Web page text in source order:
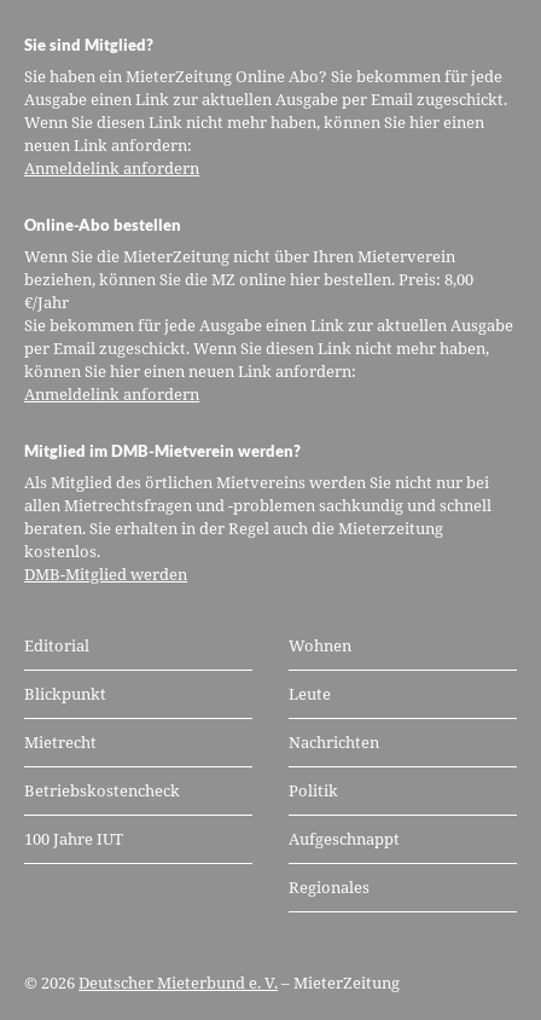
Sie sind Mitglied?
Sie haben ein MieterZeitung Online Abo? Sie bekommen für jede
Ausgabe einen Link zur aktuellen Ausgabe per Email zugeschickt.
Wenn Sie diesen Link nicht mehr haben, können Sie hier einen
neuen Link anfordern:
Anmeldelink anfordern
Online-Abo bestellen
Wenn Sie die MieterZeitung nicht über Ihren Mieterverein
beziehen, können Sie die MZ online hier bestellen. Preis: 8,00
€/Jahr
Sie bekommen für jede Ausgabe einen Link zur aktuellen Ausgabe
per Email zugeschickt. Wenn Sie diesen Link nicht mehr haben,
können Sie hier einen neuen Link anfordern:
Anmeldelink anfordern
Mitglied im DMB-Mietverein werden?
Als Mitglied des örtlichen Mietvereins werden Sie nicht nur bei
allen Mietrechtsfragen und -problemen sachkundig und schnell
beraten. Sie erhalten in der Regel auch die Mieterzeitung
kostenlos.
DMB-Mitglied werden
Editorial
Blickpunkt
Mietrecht
Betriebskostencheck
100 Jahre IUT
Wohnen
Leute
Nachrichten
Politik
Aufgeschnappt
Regionales
© 2026Deutscher Mieterbund e. V.– MieterZeitung